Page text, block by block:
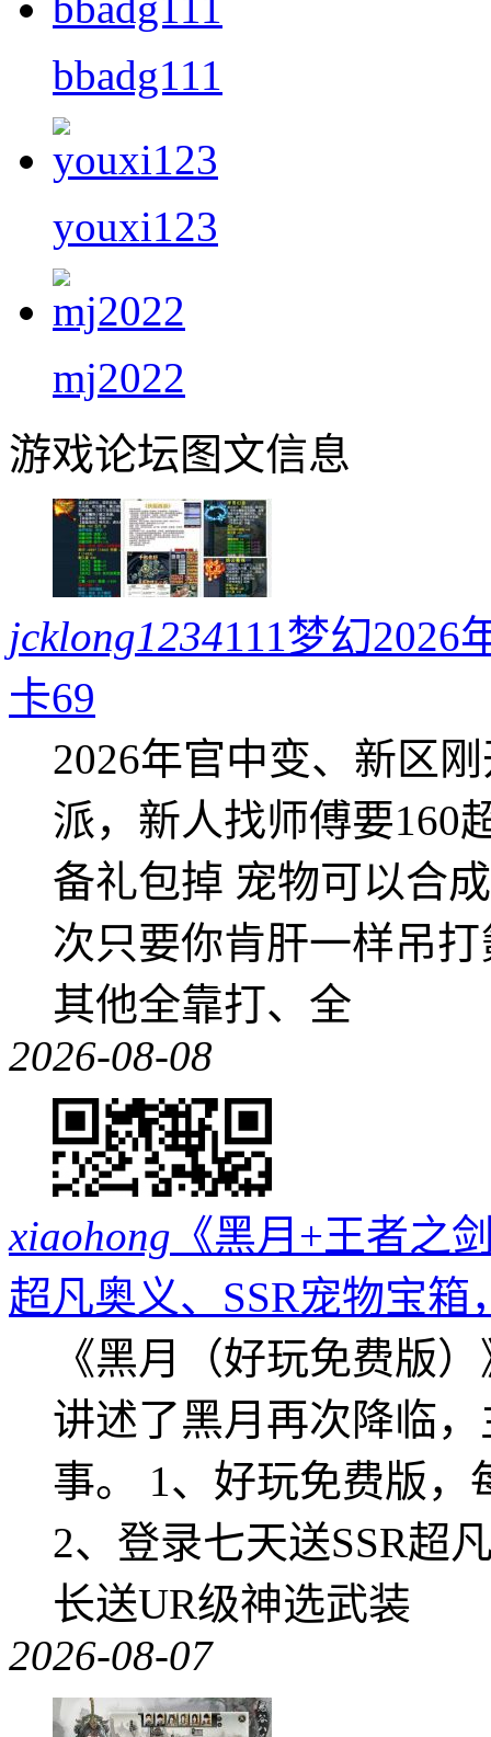
bbadg111
youxi123
mj2022
游戏论坛图文信息
jcklong1234111梦幻2026
卡69
2026年官中变、新区
派，新人找师傅要160
备礼包掉 宠物可以合
次只要你肯肝一样吊
其他全靠打、全
2026-08-08
xiaohong 《黑月+王者之
超凡奥义、SSR宠物宝箱
《黑月（好玩免费版
讲述了黑月再次降临
事。 1、好玩免费版，
2、登录七天送SSR超
长送UR级神选武装
2026-08-07